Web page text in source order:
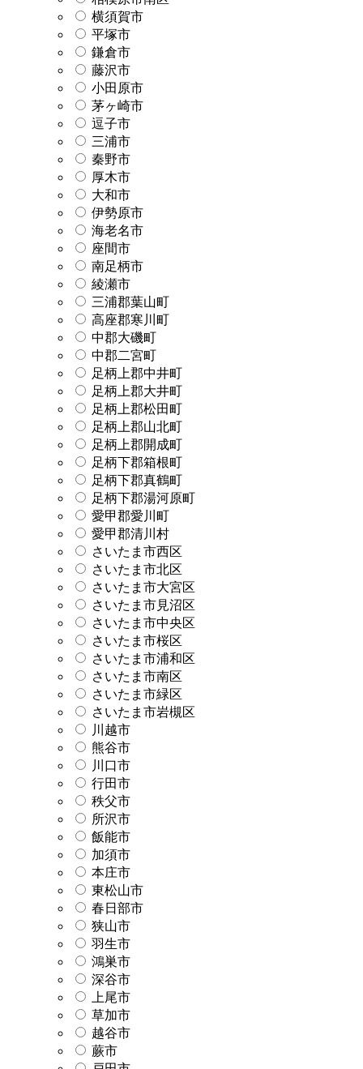
横須賀市
平塚市
鎌倉市
藤沢市
小田原市
茅ヶ崎市
逗子市
三浦市
秦野市
厚木市
大和市
伊勢原市
海老名市
座間市
南足柄市
綾瀬市
三浦郡葉山町
高座郡寒川町
中郡大磯町
中郡二宮町
足柄上郡中井町
足柄上郡大井町
足柄上郡松田町
足柄上郡山北町
足柄上郡開成町
足柄下郡箱根町
足柄下郡真鶴町
足柄下郡湯河原町
愛甲郡愛川町
愛甲郡清川村
さいたま市西区
さいたま市北区
さいたま市大宮区
さいたま市見沼区
さいたま市中央区
さいたま市桜区
さいたま市浦和区
さいたま市南区
さいたま市緑区
さいたま市岩槻区
川越市
熊谷市
川口市
行田市
秩父市
所沢市
飯能市
加須市
本庄市
東松山市
春日部市
狭山市
羽生市
鴻巣市
深谷市
上尾市
草加市
越谷市
蕨市